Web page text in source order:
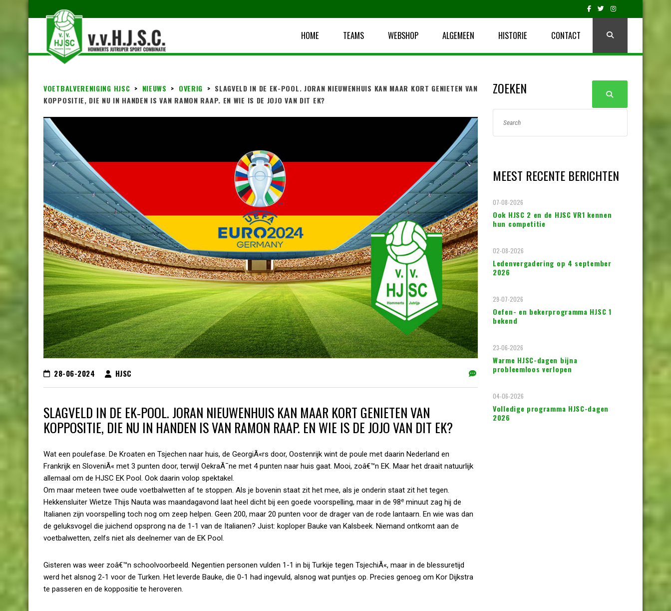
HOME TEAMS WEBSHOP ALGEMEEN HISTORIE CONTACT
VOETBALVERENIGING HJSC > NIEUWS > OVERIG > SLAGVELD IN DE EK-POOL. JORAN NIEUWENHUIS KAN MAAR KORT GENIETEN VAN
KOPPOSITIE, DIE NU IN HANDEN IS VAN RAMON RAAP. EN WIE IS DE JOJO VAN DIT EK?
28-06-2024 HJSC
SLAGVELD IN DE EK-POOL. JORAN NIEUWENHUIS KAN MAAR KORT GENIETEN VAN
KOPPOSITIE, DIE NU IN HANDEN IS VAN RAMON RAAP. EN WIE IS DE JOJO VAN DIT EK?
Wat een poulefase. De Kroaten en Tsjechen naar huis, de GeorgiÃ«rs door, Oostenrijk wint de poule met daarin Nederland en
Frankrijk en SloveniÃ« met 3 punten door, terwijl OekraÃ¯ne met 4 punten naar huis gaat. Mooi, zoâ€™n EK. Maar het draait natuurlijk
allemaal om de HJSC EK Pool. Ook daarin volop spektakel.
Om maar meteen twee oude voetbalwetten af te stoppen. Als je bovenin staat zit het mee, als je onderin staat zit het tegen.
Hekkensluiter Wietze Thijs Nauta was maandagavond laat heel dicht bij een goede voorspelling, maar in de 98e minuut zag hij de
Italianen zijn voorspelling toch nog om zeep helpen. Geen 200, maar 20 punten voor de drager van de rode lantaarn. En wie was dan
de geluksvogel die juichend opsprong na de 1-1 van de Italianen? Juist: koploper Bauke van Kalsbeek. Niemand ontkomt aan de
voetbalwetten, zelfs niet als deelnemer van de EK Pool.
Gisteren was weer zoâ€™n schoolvoorbeeld. Negentien personen vulden 1-1 in bij Turkije tegen TsjechiÃ«, maar in de blessuretijd
werd het alsnog 2-1 voor de Turken. Het leverde Bauke, die 0-1 had ingevuld, alsnog wat puntjes op. Precies genoeg om Kor Dijkstra
te passeren en de koppositie te heroveren.
ZOEKEN
MEEST RECENTE BERICHTEN
Ook HJSC 2 en de HJSC VR1 kennen
hun competitie
07-08-2026
Ledenvergadering op 4 september
2026
02-08-2026
Oefen- en bekerprogramma HJSC 1
bekend
29-07-2026
Warme HJSC-dagen bijna
probleemloos verlopen
23-06-2026
Volledige programma HJSC-dagen
2026
04-06-2026